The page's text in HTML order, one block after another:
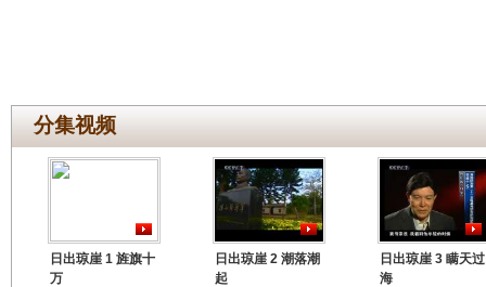
分集视频
日出琼崖 1 旌旗十
万
日出琼崖 2 潮落潮
起
日出琼崖 3 瞒天过
海